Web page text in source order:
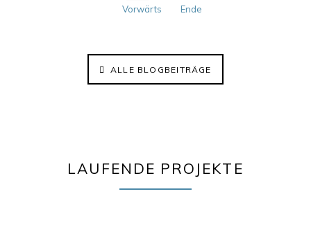
Vorwärts
Ende
ALLE BLOGBEITRÄGE
LAUFENDE PROJEKTE